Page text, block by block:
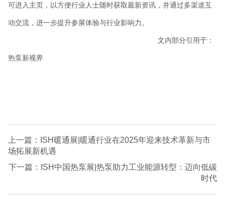
可进入主页，以方便行业人士随时获取最新资讯，并通过多渠道互
动交流，进一步提升参展体验与行业影响力。
文内部分引用于：
热泵新视界
上一篇：ISH暖通展|暖通行业在2025年迎来技术革新与市
场拓展新机遇
下一篇：ISH中国热泵展|热泵助力工业能源转型：迈向低碳
时代